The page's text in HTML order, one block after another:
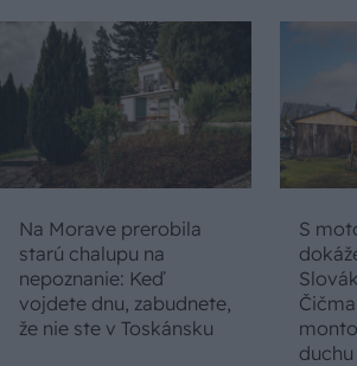
Na Morave prerobila
starú chalupu na
nepoznanie: Keď
vojdete dnu, zabudnete,
že nie ste v Toskánsku
S